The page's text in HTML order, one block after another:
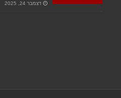
דצמבר 24, 2025